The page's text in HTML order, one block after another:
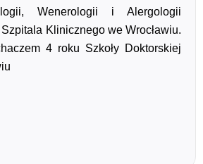
Wenerologii i Alergologii
Klinicznego we Wrocławiu.
4 roku Szkoły Doktorskiej